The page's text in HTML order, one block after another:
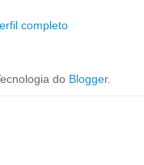
completo
do Blogger.